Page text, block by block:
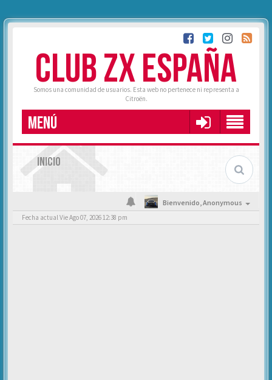
CLUB ZX ESPAÑA
Somos una comunidad de usuarios. Esta web no pertenece ni representa a
Citroën.
MENÚ
INICIO
Bienvenido,Anonymous
Fecha actual Vie Ago 07, 2026 12:38 pm